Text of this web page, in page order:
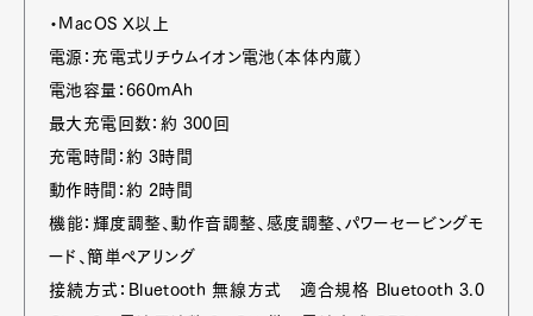
・MacOS X以上
電源：充電式リチウムイオン電池（本体内蔵）
電池容量：660mAh
最大充電回数：約 300回
充電時間：約 3時間
動作時間：約 2時間
機能：輝度調整、動作音調整、感度調整、パワーセービングモ
ード、簡単ペアリング
接続方式：Bluetooth 無線方式 適合規格 Bluetooth 3.0